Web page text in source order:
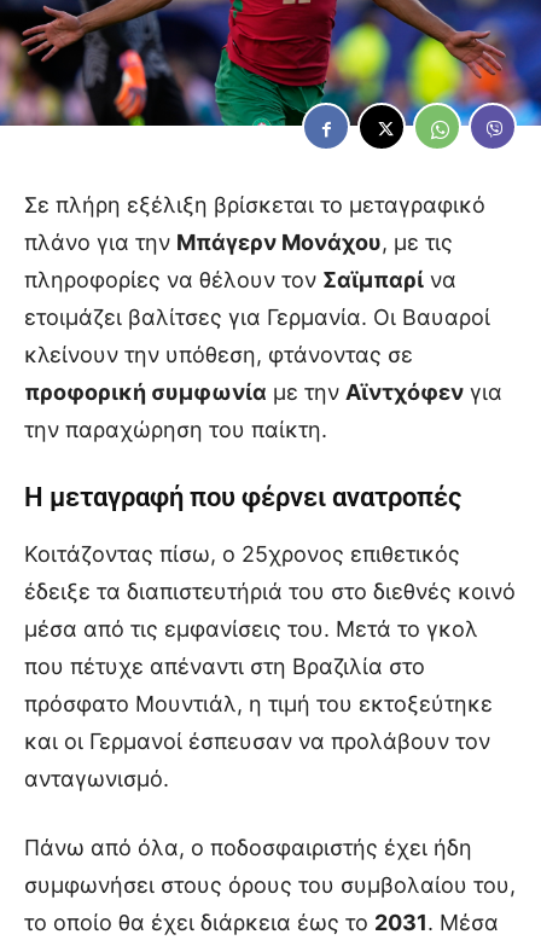
Σε πλήρη εξέλιξη βρίσκεται το μεταγραφικό
πλάνο για την Μπάγερν Μονάχου, με τις
πληροφορίες να θέλουν τον Σαϊμπαρί να
ετοιμάζει βαλίτσες για Γερμανία. Οι Βαυαροί
κλείνουν την υπόθεση, φτάνοντας σε
προφορική συμφωνία με την Αϊντχόφεν για
την παραχώρηση του παίκτη.
Η μεταγραφή που φέρνει ανατροπές
Κοιτάζοντας πίσω, ο 25χρονος επιθετικός
έδειξε τα διαπιστευτήριά του στο διεθνές κοινό
μέσα από τις εμφανίσεις του. Μετά το γκολ
που πέτυχε απέναντι στη Βραζιλία στο
πρόσφατο Μουντιάλ, η τιμή του εκτοξεύτηκε
και οι Γερμανοί έσπευσαν να προλάβουν τον
ανταγωνισμό.
Πάνω από όλα, ο ποδοσφαιριστής έχει ήδη
συμφωνήσει στους όρους του συμβολαίου του,
το οποίο θα έχει διάρκεια έως το 2031. Μέσα